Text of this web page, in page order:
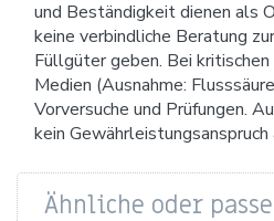
und Beständigkeit dienen als
keine verbindliche Beratung
Füllgüter geben. Bei
Medien (Ausnahme:
Vorversuche und Prüfungen.
kein
Ähnliche oder